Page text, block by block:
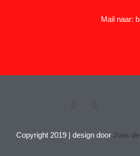
Mail naar:
Copyright 2019 | design door Joas